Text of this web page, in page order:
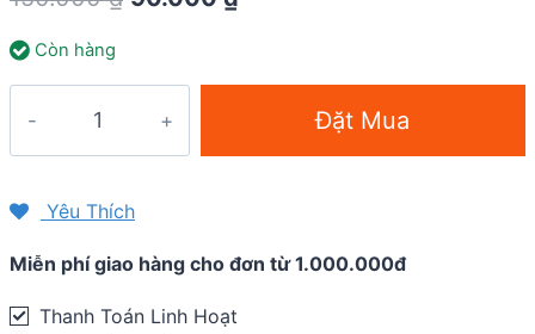
150.000 ₫.
Còn hàng
TPU
Garmin
Fenix
Đặt Mua
Yêu Thích
Miễn phí giao hàng cho đơn từ 1.000.000đ
Thanh Toán Linh Hoạt